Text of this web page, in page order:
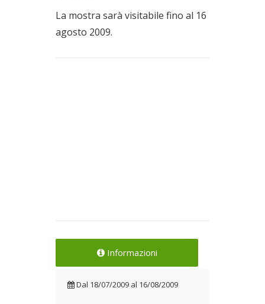
La mostra sarà visitabile fino al 16
agosto 2009.
Informazioni
Dal 18/07/2009 al 16/08/2009